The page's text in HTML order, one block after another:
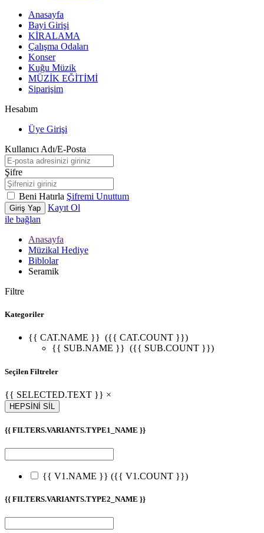
Anasayfa
Bayi Girişi
KİRALAMA
Çalışma Odaları
Konser
Kuğu Müzik
MÜZİK EĞİTİMİ
Siparişim
Hesabım
Üye Girişi
Kullanıcı Adı/E-Posta
Şifre
Beni Hatırla Şifremi Unuttum
Giriş Yap
Kayıt Ol
ile bağlan
Anasayfa
Müzikal Hediye
Biblolar
Seramik
Filtre
Kategoriler
{{ CAT.NAME }} ({{ CAT.COUNT }})
{{ SUB.NAME }} ({{ SUB.COUNT }})
Seçilen Filtreler
{{ SELECTED.TEXT }} ×
HEPSİNİ SİL
{{ FILTERS.VARIANTS.TYPE1_NAME }}
{{ V1.NAME }} ({{ V1.COUNT }})
{{ FILTERS.VARIANTS.TYPE2_NAME }}